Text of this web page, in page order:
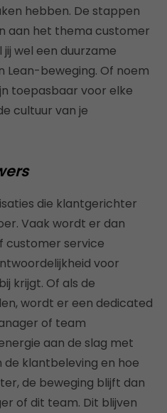
hebben. De stappen
aan het thema customer
wel een duurzame
Lean-beweging. Of noem
toepasbaar voor elke
cultuur van je
die klantgerichter
Vaak wordt er dan
customer service
voor
krijgt. Of als de
wordt er een dedicated
of team
aan de slag met
klantbeleving en hoe
de beweging blijft dan
of dit team. Dit blijven